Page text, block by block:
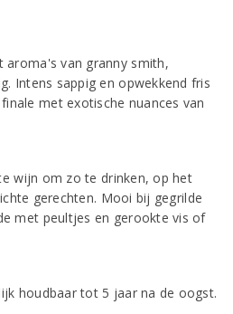
aroma's van granny smith,
Intens sappig en opwekkend fris
met exotische nuances van
wijn om zo te drinken, op het
gerechten. Mooi bij gegrilde
met peultjes en gerookte vis of
houdbaar tot 5 jaar na de oogst.